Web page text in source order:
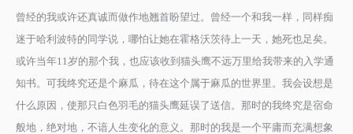
曾经的我或许还真诚而做作地翘首盼望过。曾经一个和我一样，同样痴
迷于哈利波特的同学说，哪怕让她在霍格沃茨待上一天，她死也足矣。
或许当年11岁的那个我，也应该收到猫头鹰不远万里给我带来的入学通
知书。可我终究还是个麻瓜，待在这个属于麻瓜的世界里。我会设想是
什么原因，使那只白色羽毛的猫头鹰延误了送信。那时的我终究是宿命
般地，绝对地，不谙人生变化的意义。那时的我是一个平庸而充满想象